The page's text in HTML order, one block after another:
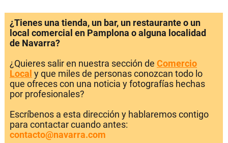
¿Tienes una tienda, un bar, un restaurante o un
local comercial en Pamplona o alguna localidad
de Navarra?
¿Quieres salir en nuestra sección de Comercio
Local y que miles de personas conozcan todo lo
que ofreces con una noticia y fotografías hechas
por profesionales?
Escríbenos a esta dirección y hablaremos contigo
para contactar cuando antes:
contacto@navarra.com